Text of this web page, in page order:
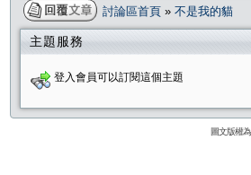
討論區首頁 » 不是我的貓
主題服務
登入會員可以訂閱這個主題
圖文版權